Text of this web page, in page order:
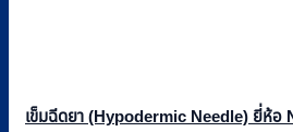
เข็มฉีดยา (Hypodermic Needle) ยี่ห้อ